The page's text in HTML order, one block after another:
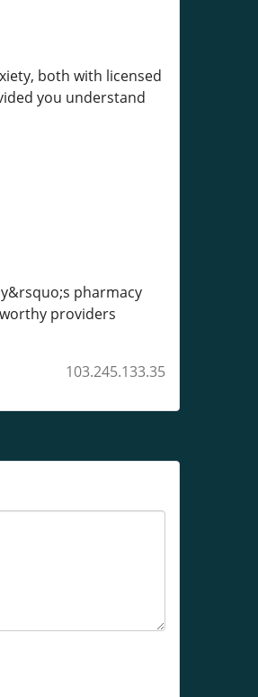
both with licensed
you understand
pharmacy
providers
103.245.133.35